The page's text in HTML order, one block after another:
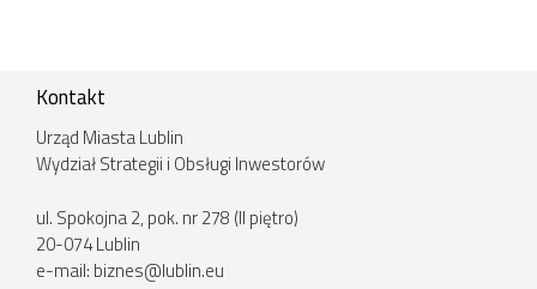
Kontakt
Urząd Miasta Lublin
Wydział Strategii i Obsługi Inwestorów
ul. Spokojna 2, pok. nr 278 (II piętro)
20-074 Lublin
e-mail: biznes@lublin.eu